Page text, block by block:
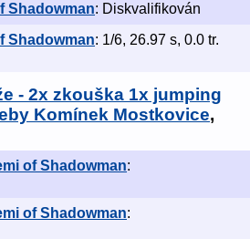
Shadowman: Diskvalifikován
Shadowman: 1/6, 26.97 s, 0.0 tr.
- 2x zkouška 1x jumping
Komínek Mostkovice,
of Shadowman:
of Shadowman: